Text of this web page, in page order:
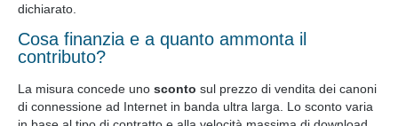
dichiarato.
Cosa finanzia e a quanto ammonta il
contributo?
La misura concede uno sconto sul prezzo di vendita dei canoni
di connessione ad Internet in banda ultra larga. Lo sconto varia